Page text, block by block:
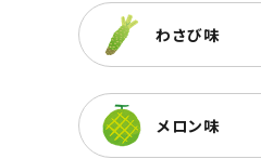
わさび味
メロン味